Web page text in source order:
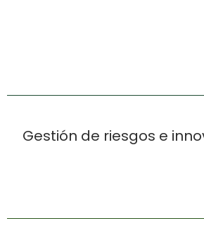
Gestión de riesgos e